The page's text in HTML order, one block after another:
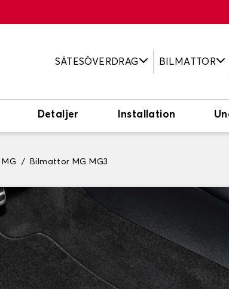
SÄTESÖVERDRAG BILMATTOR
Detaljer Installation
Bilmattor MG MG3